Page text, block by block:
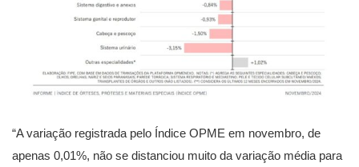
“A variação registrada pelo Índice OPME em novembro, de
apenas 0,01%, não se distanciou muito da variação média para